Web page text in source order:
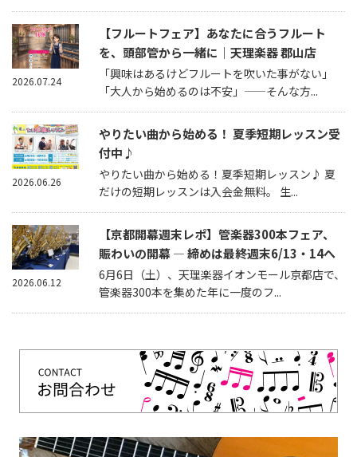
【フルートフェア】あなたに合うフルート
を、頭部管から一緒に｜天理楽器 郡山店
「興味はあるけどフルートを吹いた事がない」
「大人から始めるのは不安」——そんな方...
2026.07.24
やりたい曲から始める！ 夏季短期レッスン受
付中♪
やりたい曲から始める！夏季短期レッスン♪ 夏
だけの短期レッスンは入会金無料。 生...
2026.06.26
【京都開幕週末レポ】管楽器300本フェア、
賑わいの開幕 — 締めは最終週末6/13・14へ
6月6日（土）、天理楽器イオンモール京都店で、
管楽器300本を集めた年に一度のフ...
2026.06.12